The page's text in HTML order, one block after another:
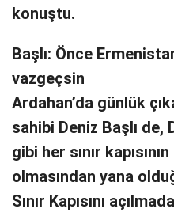
konuştu.
Başlı: Önce
vazgeçsin
Ardahan’da günlük
sahibi Deniz Başlı de,
gibi her sınır
olmasından yana
Sınır Kapısını